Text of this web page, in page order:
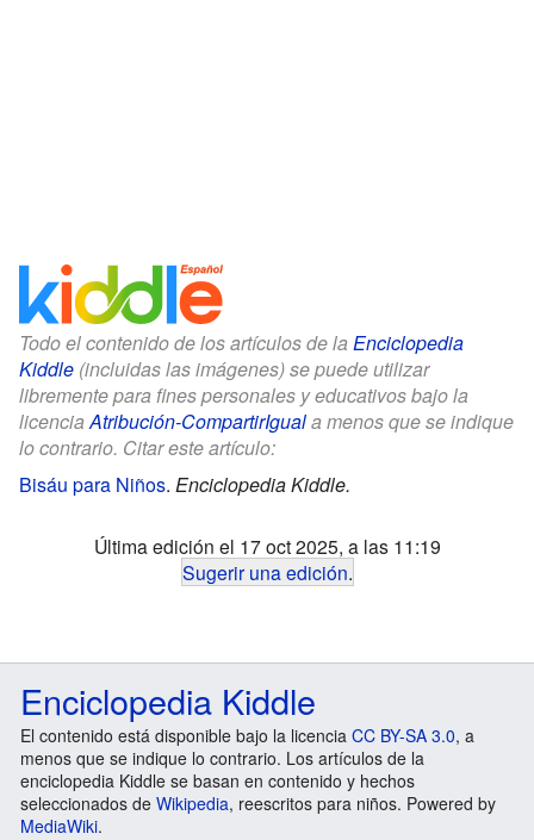
Todo el contenido de los artículos de la Enciclopedia
Kiddle (incluidas las imágenes) se puede utilizar
libremente para fines personales y educativos bajo la
licenciaAtribución-CompartirIguala menos que se indique
lo contrario. Citar este artículo:
Bisáu para Niños. Enciclopedia Kiddle.
Última edición el 17 oct 2025, a las 11:19
Sugerir una edición.
Enciclopedia Kiddle
El contenido está disponible bajo la licencia CC BY-SA 3.0, a
menos que se indique lo contrario. Los artículos de la
enciclopedia Kiddle se basan en contenido y hechos
seleccionados de Wikipedia, reescritos para niños. Powered by
MediaWiki.